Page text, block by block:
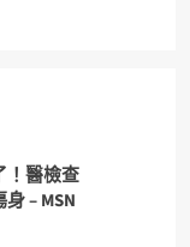
！醫檢查
– MSN